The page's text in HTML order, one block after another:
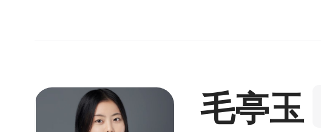
毛亭玉